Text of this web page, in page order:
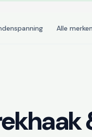
Alle merken